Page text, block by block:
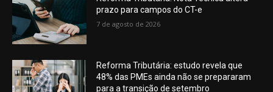
prazo para campos do CT-e
7 de agosto de 2026
Reforma Tributária: estudo revela que
48% das PMEs ainda não se prepararam
para a transição de setembro